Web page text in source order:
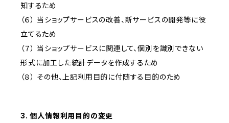
知するため
（６） 当ショップサービスの改善、新サービスの開発等に役
立てるため
（７） 当ショップサービスに関連して、個別を識別できない
形式に加工した統計データを作成するため
（８） その他、上記利用目的に付随する目的のため
3. 個人情報利用目的の変更